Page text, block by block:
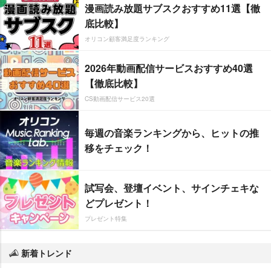
漫画読み放題サブスクおすすめ11選【徹
底比較】
オリコン顧客満足度ランキング
2026年動画配信サービスおすすめ40選
【徹底比較】
CS動画配信サービス20選
毎週の音楽ランキングから、ヒットの推
移をチェック！
試写会、登壇イベント、サインチェキな
どプレゼント！
プレゼント特集
新着トレンド